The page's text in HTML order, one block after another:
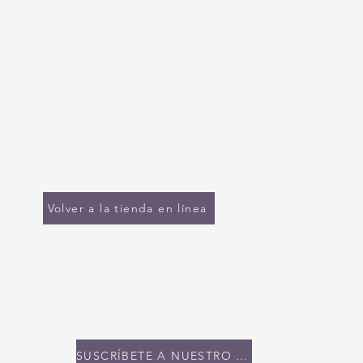
Volver a la tienda en línea
SUSCRÍBETE A NUESTRO BOLETÍN INFORMATIVO